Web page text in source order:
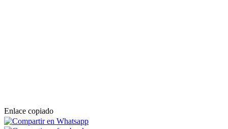
Enlace copiado